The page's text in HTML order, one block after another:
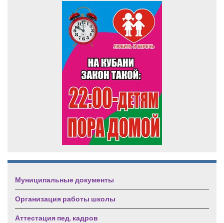
Муниципальные документы
Организация работы школы
Аттестация пед. кадров